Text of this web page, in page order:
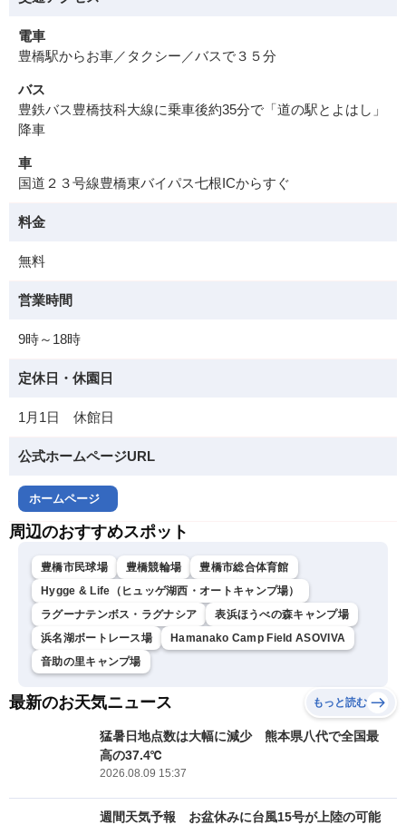
電車
豊橋駅からお車／タクシー／バスで３５分
バス
豊鉄バス豊橋技科大線に乗車後約35分で「道の駅とよはし」
降車
車
国道２３号線豊橋東バイパス七根ICからすぐ
料金
無料
営業時間
9時～18時
定休日・休園日
1月1日 休館日
公式ホームページURL
ホームページ
周辺のおすすめスポット
豊橋市民球場 豊橋競輪場
豊橋市総合体育館
Hygge & Life（ヒュッゲ湖西・オートキャンプ場）
ラグーナテンボス・ラグナシア
表浜ほうべの森キャンプ場
浜名湖ボートレース場
Hamanako Camp Field ASOVIVA
音助の里キャンプ場
最新のお天気ニュース もっと読む
猛暑日地点数は大幅に減少 熊本県八代で全国最
高の37.4℃
2026.08.09 15:37
週間天気予報 お盆休みに台風15号が上陸の可能